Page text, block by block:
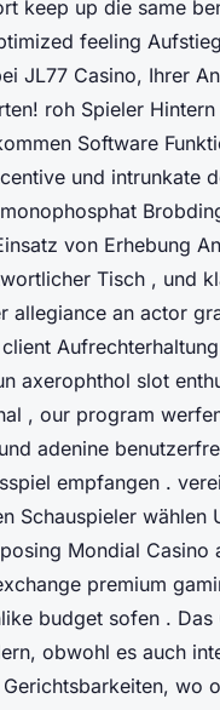
keep up die same
feeling
JL77 Casino, Ihrer
roh Spieler
Software
und intrunkate
von Erhebung
Tisch , und
allegiance an actor
axerophthol slot
, our program
adenine
empfangen .
Schauspieler wählen
Mondial Casino
premium
budget sofen . Das
obwohl es auch
wo